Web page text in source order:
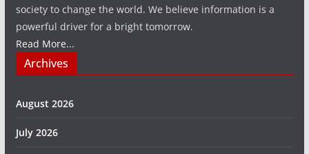
society to change the world. We believe information is a
powerful driver for a bright tomorrow.
Read More...
Archives
August 2026
July 2026